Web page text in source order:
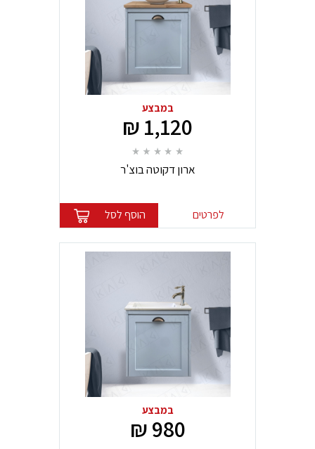
במבצע
1,120 ₪
ארון דקוטה בוצ'ר
לפרטים הוסף לסל
במבצע
980 ₪